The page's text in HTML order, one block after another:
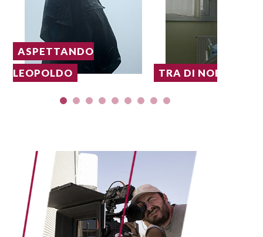
ASPETTANDO
LEOPOLDO
TRA DI NOI